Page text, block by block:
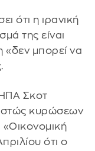
ότι η ιρανική
της είναι
«δεν μπορεί να
Σκοτ
κυρώσεων
ότι ο